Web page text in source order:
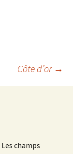
Côte d’or →
Les champs